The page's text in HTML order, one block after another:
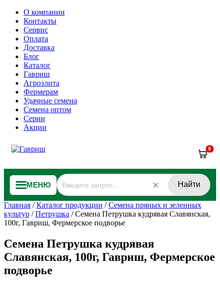
О компании
Контакты
Сервис
Оплата
Доставка
Блог
Каталог
Гавриш
Агроэлита
Фермерам
Удачные семена
Семена оптом
Серии
Акции
0
МЕНЮ Найти
Главная /Каталог продукции /Семена пряных и зеленных
культур /Петрушка /Семена Петрушка кудрявая Славянская,
100г, Гавриш, Фермерское подворье
Семена Петрушка кудрявая
Славянская, 100г, Гавриш, Фермерское
подворье